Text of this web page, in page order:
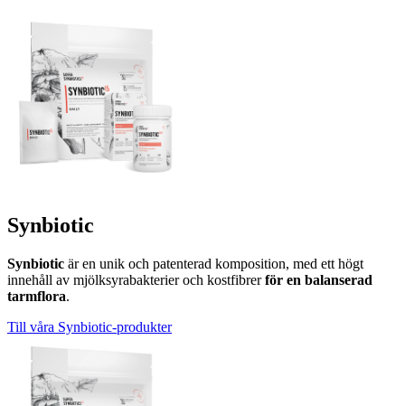
Synbiotic
Synbiotic är en unik och patenterad komposition, med ett högt
innehåll av mjölksyrabakterier och kostfibrerför en balanserad
tarmflora.
Till våra Synbiotic-produkter